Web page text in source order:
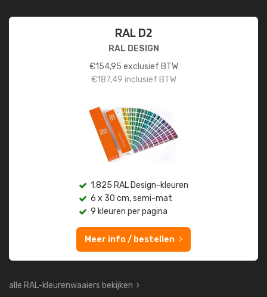
RAL D2
RAL DESIGN
€154,95 exclusief BTW
€187,49 inclusief BTW
1.825 RAL Design-kleuren
6 x 30 cm, semi-mat
9 kleuren per pagina
Meer info / bestellen
alle RAL-kleurenwaaiers bekijken